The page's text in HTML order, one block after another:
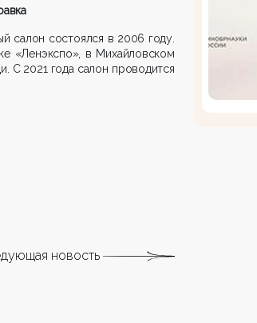
салон состоялся в 2006 году.
«Ленэкспо», в Михайловском
С 2021 года салон проводится
новость